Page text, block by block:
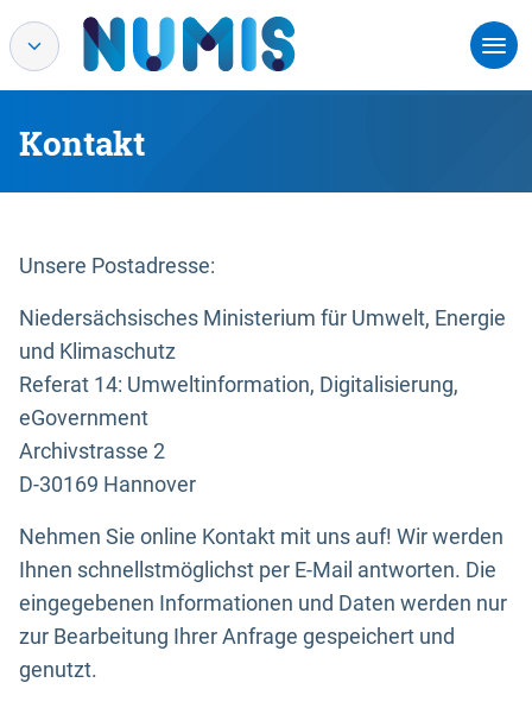
Kontakt
Unsere Postadresse:
Niedersächsisches Ministerium für Umwelt, Energie
und Klimaschutz
Referat 14: Umweltinformation, Digitalisierung,
eGovernment
Archivstrasse 2
D-30169 Hannover
Nehmen Sie online Kontakt mit uns auf! Wir werden
Ihnen schnellstmöglichst per E-Mail antworten. Die
eingegebenen Informationen und Daten werden nur
zur Bearbeitung Ihrer Anfrage gespeichert und
genutzt.